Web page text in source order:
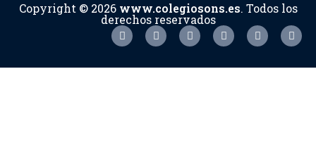
Copyright © 2026 www.colegiosons.es. Todos los
derechos reservados